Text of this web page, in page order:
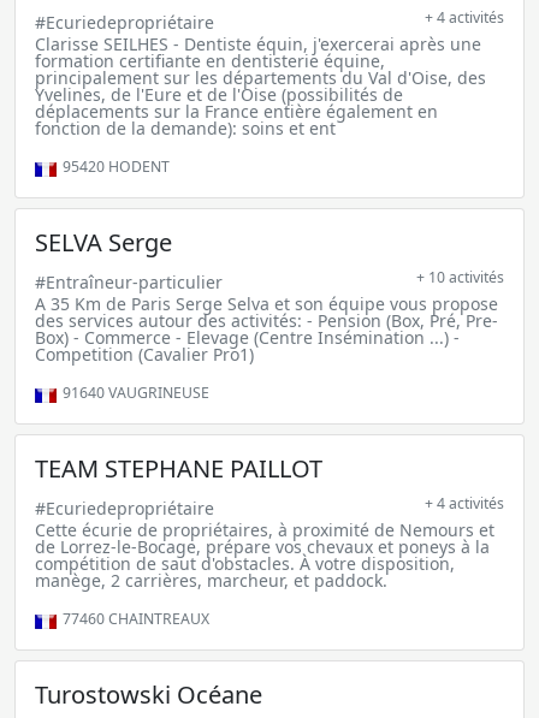
#Ecuriedepropriétaire + 4 activités
Clarisse SEILHES - Dentiste équin, j'exercerai après une
formation certifiante en dentisterie équine,
principalement sur les départements du Val d'Oise, des
Yvelines, de l'Eure et de l'Oise (possibilités de
déplacements sur la France entière également en
fonction de la demande): soins et ent
95420 HODENT
SELVA Serge
#Entraîneur-particulier + 10 activités
A 35 Km de Paris Serge Selva et son équipe vous propose
des services autour des activités: - Pension (Box, Pré, Pre-
Box) - Commerce - Elevage (Centre Insémination ...) -
Competition (Cavalier Pro1)
91640VAUGRINEUSE
TEAM STEPHANE PAILLOT
#Ecuriedepropriétaire + 4 activités
Cette écurie de propriétaires, à proximité de Nemours et
de Lorrez-le-Bocage, prépare vos chevaux et poneys à la
compétition de saut d'obstacles. À votre disposition,
manège, 2 carrières, marcheur, et paddock.
77460CHAINTREAUX
Turostowski Océane